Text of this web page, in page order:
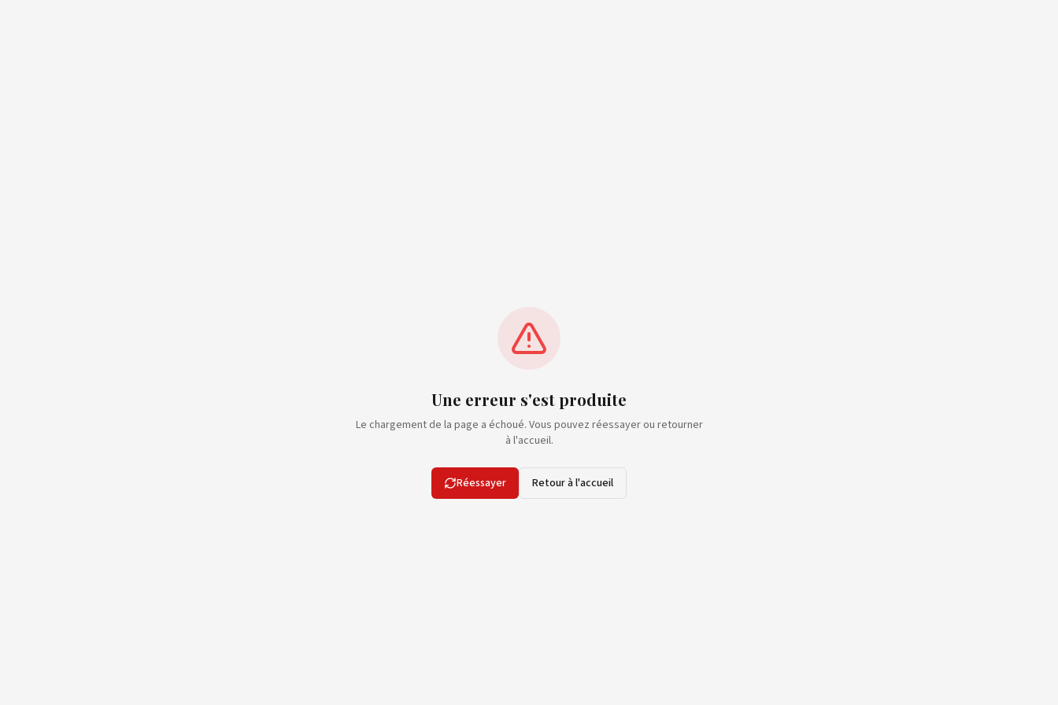
Une erreur s'est produite
Le chargement de la page a échoué. Vous pouvez réessayer ou retourner
à l'accueil.
Réessayer Retour à l'accueil